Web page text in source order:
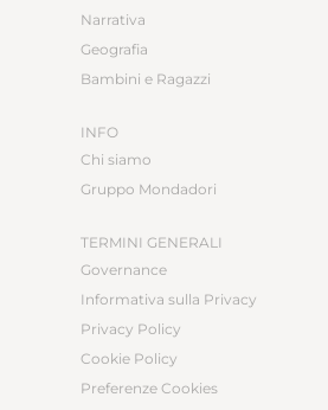
Narrativa
Geografia
Bambini e Ragazzi
INFO
Chi siamo
Gruppo Mondadori
TERMINI GENERALI
Governance
Informativa sulla Privacy
Privacy Policy
Cookie Policy
Preferenze Cookies